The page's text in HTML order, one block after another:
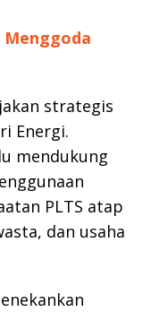
strategis
Energi.
mendukung
PLTS atap
dan usaha